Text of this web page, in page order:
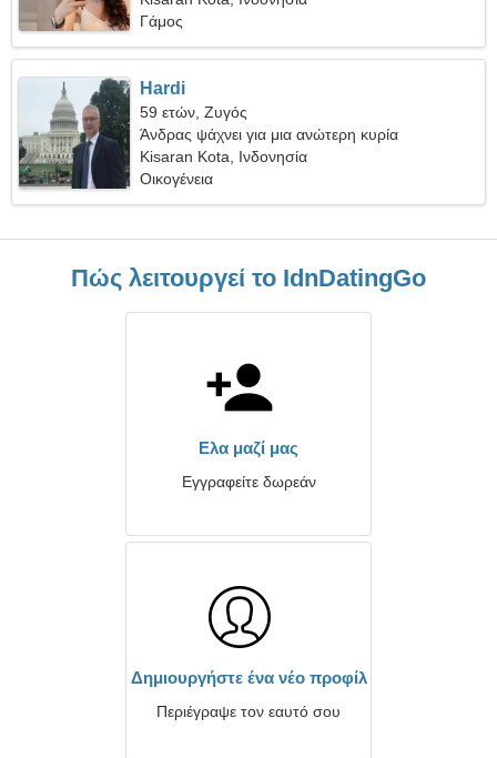
Γάμος
Hardi
59 ετών, Ζυγός
Άνδρας ψάχνει για μια ανώτερη κυρία
Kisaran Kota, Ινδονησία
Οικογένεια
Πώς λειτουργεί το IdnDatingGo
Ελα μαζί μας
Εγγραφείτε δωρεάν
Δημιουργήστε ένα νέο προφίλ
Περιέγραψε τον εαυτό σου